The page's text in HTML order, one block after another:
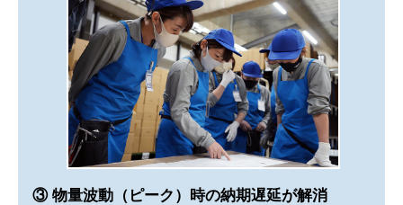
③ 物量波動（ピーク）時の納期遅延が解消